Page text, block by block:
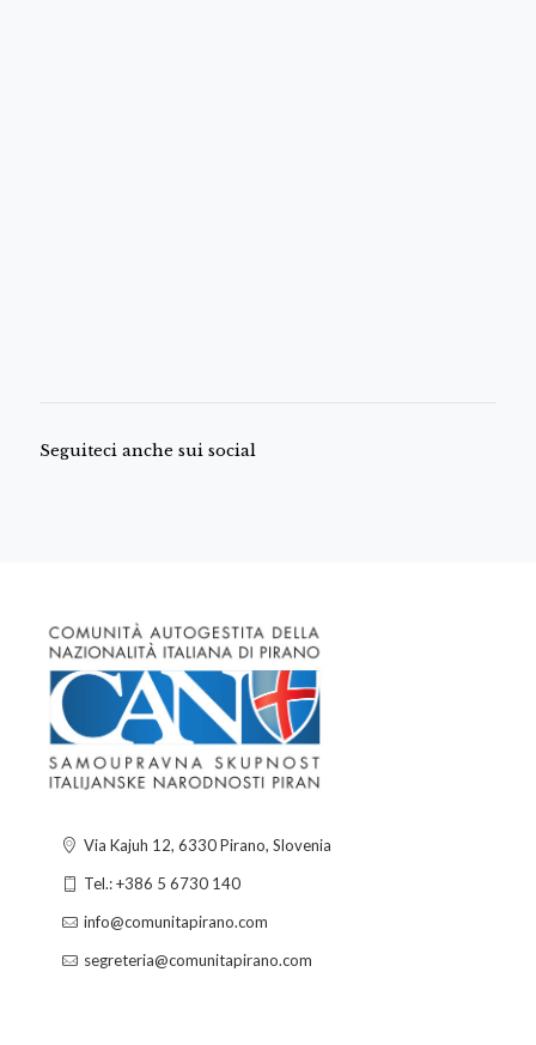
Seguiteci anche sui social
Via Kajuh 12, 6330 Pirano, Slovenia
Tel.: +386 5 6730 140
info@comunitapirano.com
segreteria@comunitapirano.com